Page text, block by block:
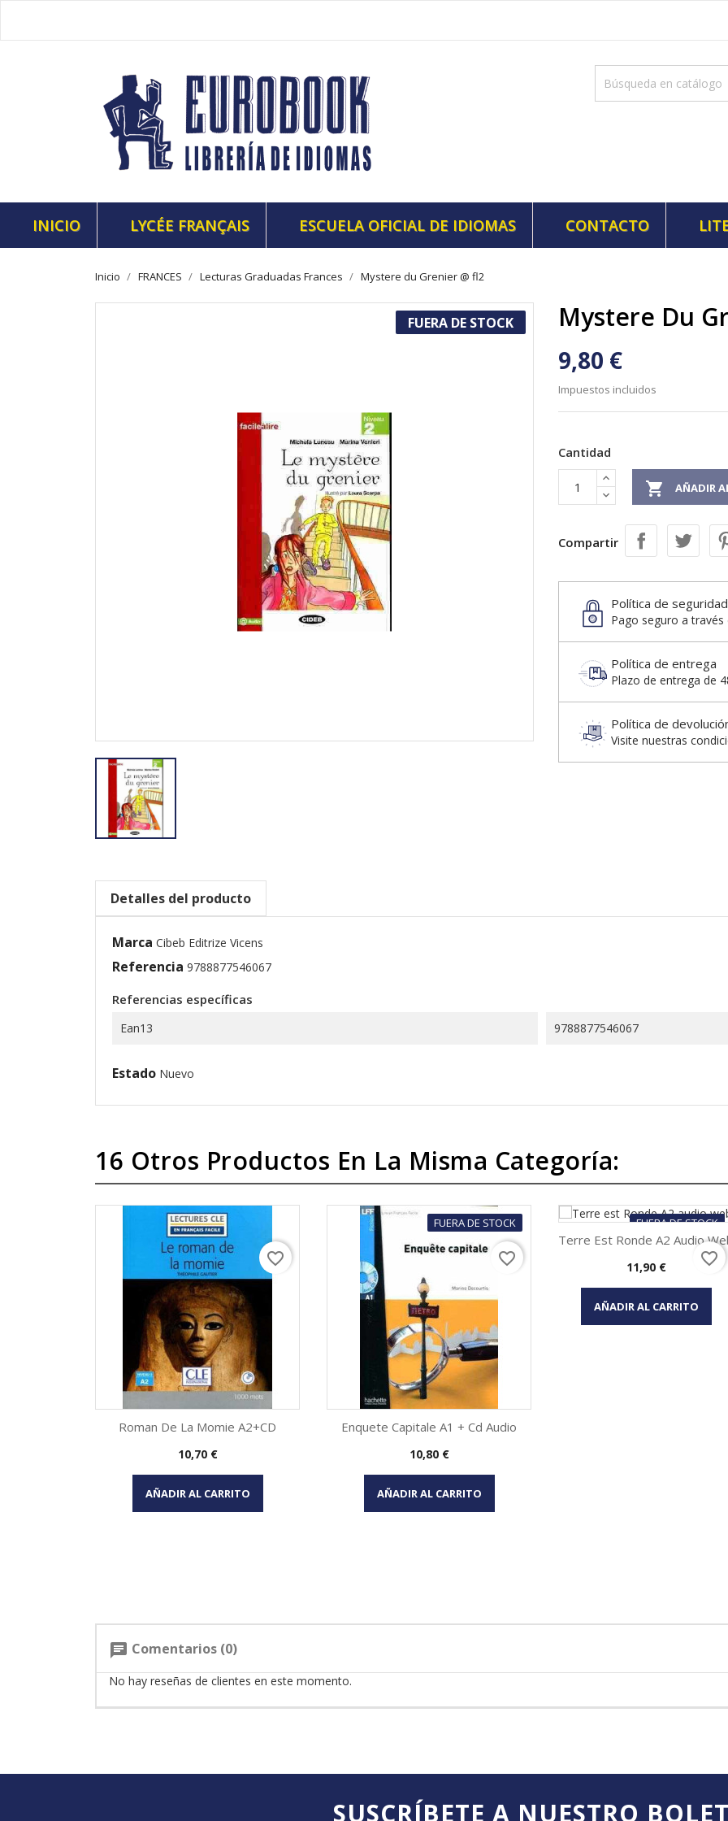
INICIO LYCÉE FRANÇAIS ESCUELA OFICIAL DE IDIOMAS CONTACTO
Inicio FRANCES Lecturas Graduadas Frances Mystere du Grenier @ fl2
FUERA DE STOCK Mystere Du
9,80 €
Impuestos incluidos
Cantidad
 AÑADIR
Compartir
Política de seguridad
Pago seguro a través
Política de entrega
Plazo de entrega de
Política de
Visite nuestras
Detalles del producto
Marca Cibeb Editrize Vicens
Referencia 9788877546067
Referencias específicas
Ean13 9788877546067
Estado Nuevo
16 Otros Productos En La Misma Categoría:
Vista rápida
Roman De La Momie A2+CD
Precio
10,70 €
AÑADIR AL CARRITO
favorite_border
FUERA DE STOCK
Vista rápida
Enquete Capitale A1 + Cd Audio
Precio
10,80 €
AÑADIR AL CARRITO
favorite_border
FUERA DE STOCK
Vista rápida
Terre Est Ronde A2 Audio
Precio
11,90 €
AÑADIR AL CARRITO
favorite_border
chat Comentarios (0)
No hay reseñas de clientes en este momento.
SUSCRÍBETE A NUESTRO